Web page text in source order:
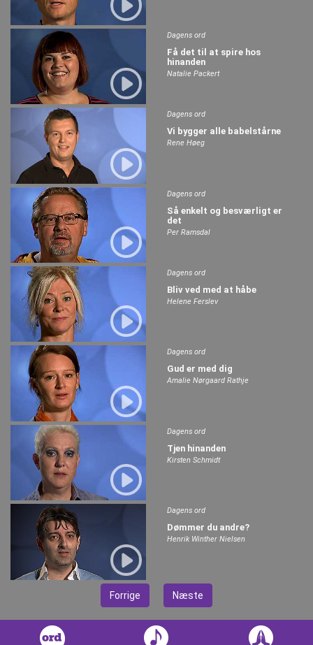
Dagens ord
Få det til at spire hos
hinanden
Natalie Packert
Dagens ord
Vi bygger alle babelstårne
Rene Høeg
Dagens ord
Så enkelt og besværligt er
det
Per Ramsdal
Dagens ord
Bliv ved med at håbe
Helene Ferslev
Dagens ord
Gud er med dig
Amalie Nørgaard Rathje
Dagens ord
Tjen hinanden
Kirsten Schmidt
Dagens ord
Dømmer du andre?
Henrik Winther Nielsen
Forrige Næste